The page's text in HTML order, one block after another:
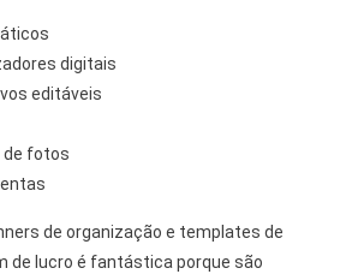
digitais
editáveis
de fotos
de organização e templates de
de lucro é fantástica porque são